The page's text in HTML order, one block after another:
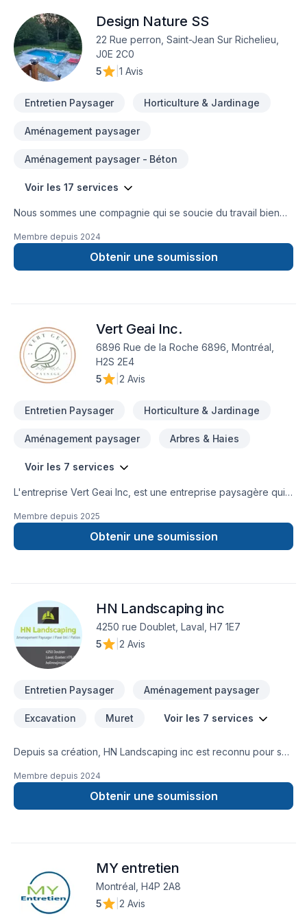
privilégions la transparence, l'écoute et l'efficacité pour bâtir
des relations de confiance avec nos clients. Confiez votre
projet à une équipe qui a à cœur votre satisfaction.
Design Nature SS
22 Rue perron, Saint-Jean Sur Richelieu,
J0E 2C0
5
1 Avis
Entretien Paysager Horticulture & Jardinage
Aménagement paysager
Aménagement paysager - Béton
Voir les 17 services
Nous sommes une compagnie qui se soucie du travail bien
projets et satisfaction est une de nos devise20 ans
d’expérience dans le domaine de l’aménagement paysager
et design extérieur
Membre depuis 2024
Obtenir une soumission
Vert Geai Inc.
6896 Rue de la Roche 6896, Montréal,
H2S 2E4
5
2 Avis
Entretien Paysager Horticulture & Jardinage
Aménagement paysager Arbres & Haies
Voir les 7 services
L'entreprise Vert Geai Inc, est une entreprise paysagère qui
jardin.Nous répondons à la demande des clients également
en matière de décoration (noël, mariage, événementiel)…
Nous avons un carnet client important de 120 clients
Membre depuis 2025
Obtenir une soumission
HN Landscaping inc
4250 rue Doublet, Laval, H7 1E7
5
2 Avis
Entretien Paysager Aménagement paysager
Excavation Muret Voir les 7 services
Depuis sa création, HN Landscaping inc est reconnu pour son
Pavé uni, Paysagement, Tourbe. Nous desservons
Lanaudière,Laurentides,Laval,Montérégie,Montréal avec
passion et professionnalisme. Nous croyons en l'importance
dès maintenant. Notre engagement est simple : offrir un
service d'exception, centré sur vos besoins et vos
aspirations.
Membre depuis 2024
Obtenir une soumission
MY entretien
Montréal, H4P 2A8
5
2 Avis